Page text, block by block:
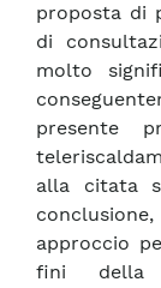
proposta di
di
molto
presente
alla citata
approccio
fini della